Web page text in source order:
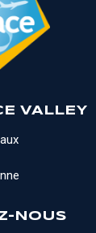
VALLEY
NOUS